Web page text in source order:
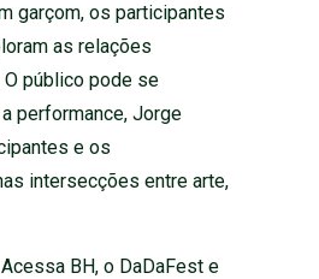
garçom, os participantes
as relações
público pode se
performance, Jorge
e os
intersecções entre arte,
BH, o DaDaFest e